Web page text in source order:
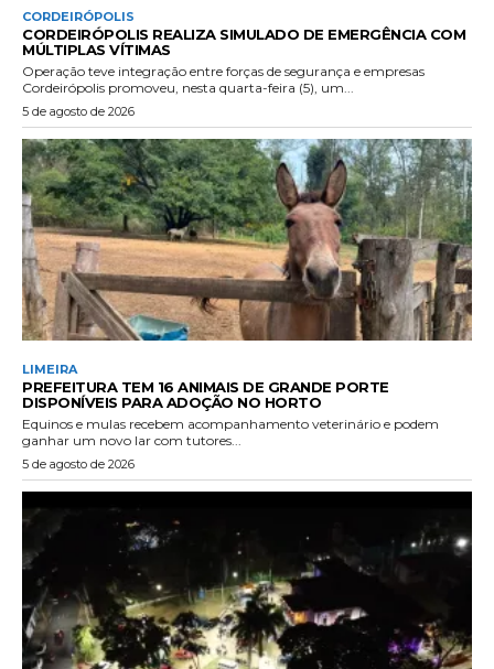
CORDEIRÓPOLIS
CORDEIRÓPOLIS REALIZA SIMULADO DE EMERGÊNCIA COM
MÚLTIPLAS VÍTIMAS
Operação teve integração entre forças de segurança e empresas
Cordeirópolis promoveu, nesta quarta-feira (5), um...
5 de agosto de 2026
LIMEIRA
PREFEITURA TEM 16 ANIMAIS DE GRANDE PORTE
DISPONÍVEIS PARA ADOÇÃO NO HORTO
Equinos e mulas recebem acompanhamento veterinário e podem
ganhar um novo lar com tutores...
5 de agosto de 2026